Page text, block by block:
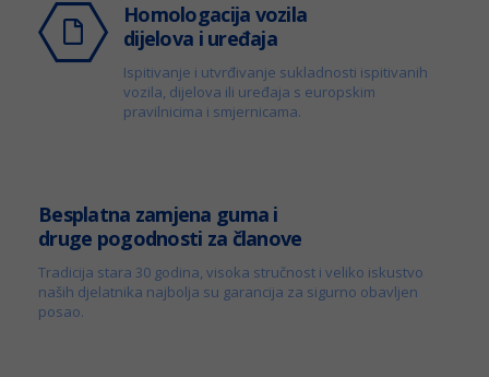
Homologacija vozila
dijelova i uređaja
Ispitivanje i utvrđivanje sukladnosti ispitivanih
vozila, dijelova ili uređaja s europskim
pravilnicima i smjernicama.
Besplatna zamjena guma i
druge pogodnosti za članove
Tradicija stara 30 godina, visoka stručnost i veliko iskustvo
naših djelatnika najbolja su garancija za sigurno obavljen
posao.